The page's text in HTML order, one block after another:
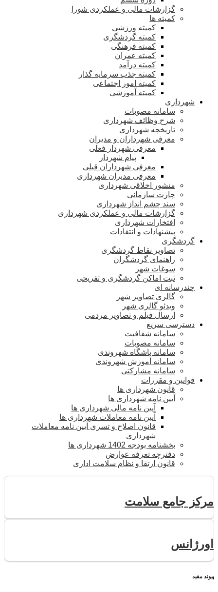
گزارشات مالی و عملکردی شورا
کمیته ها
کمیته ورزشی
کمیته گردشگری
کمیته فرهنگی
کمیته عمران
کمیته درآمد
کمیته جذب سرمایه گذار
کمیته امور اجتماعی
کمیته آموزشی
شهرداری
سامانه مصوبات
شرح وظائف شهرداری
تاریخچه شهرداری
معرفی شهرداران و مدیران
معرفی شهردار فعلی
پیام شهردار
معرفی شهرداران قبلی
معرفی مدیران شهرداری
منشور اخلاقی شهرداری
چارت سازمانی
سند چشم انداز شهرداری
گزارشات مالی و عملکردی شهرداری
افتخارات شهرداری
پیشنهادات و انتقادات
گردشگری
تصاویر نقاط گردشگری
راهنمای گردشگران
سوغات شهر
ثبت اماکن گردشگری و تفریحی
چندرسانه ای
گالری تصاویر شهر
ویدئو گالری شهر
ارسال فیلم و تصاویر مردمی
دسترسی سریع
سامانه شفافیت
سامانه مصوبات
سامانه باشگاه شهروندی
سامانه آموزش شهروندی
سامانه مشارکتی
قوانین و مقررات
قانون شهرداری ها
آیین نامه شهرداری ها
آیین نامه مالی شهرداری ها
آیین نامه معاملات شهرداری ها
قانون اصلاح و تسری آیین نامه معاملات
شهرداری
بخشنامه بودجه 1402 شهرداری ها
دفترچه تعرفه عوارض
قانون ارتقا و نظام سلامت اداری
مرکز جامع سلامت
اورژانس
پیوند مفید